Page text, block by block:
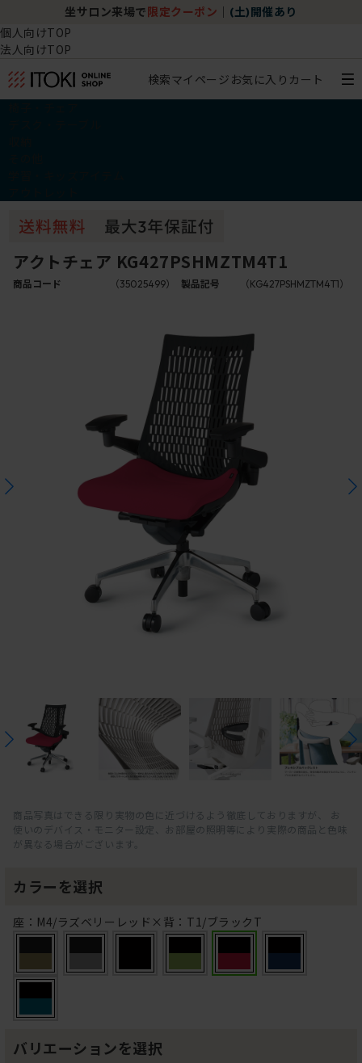
坐サロン来場で 限定クーポン (土)開催あり
個人向けTOP
法人向けTOP
検索マイページ お気に入り カート
アクトチェア KG427PSHMZTM4T1
商品コード （35025499） 製品記号 （KG427PSHMZTM4T1）
商品写真はできる限り実物の色に近づけるよう徹底しておりますが、 お
使いのデバイス・モニター設定、お部屋の照明等により実際の商品と色味
が異なる場合がございます。
カラーを選択
座：M4/ラズベリーレッド×背：T1/ブラックT
バリエーションを選択